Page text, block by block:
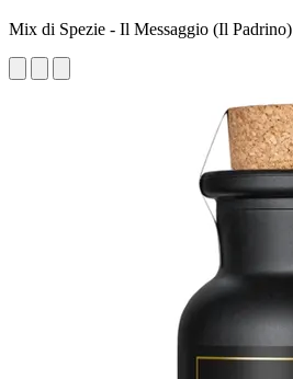
Mix di Spezie - Il Messaggio (Il Padrino)